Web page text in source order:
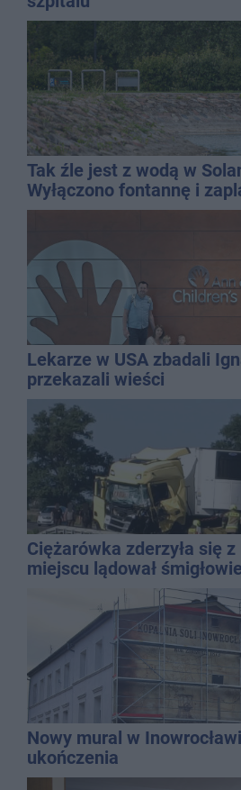
Tak źle jest z wodą w
Wyłączono fontannę i
dolewkę
Lekarze w USA zbadali
przekazali wieści
Ciężarówka zderzyła się
miejscu lądował
Nowy mural w
ukończenia